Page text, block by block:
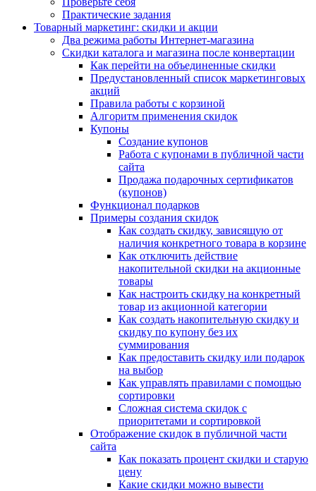
Практические задания
Товарный маркетинг: скидки и акции
Два режима работы Интернет-магазина
Скидки каталога и магазина после конвертации
Как перейти на объединенные скидки
Предустановленный список маркетинговых
акций
Правила работы с корзиной
Алгоритм применения скидок
Купоны
Создание купонов
Работа с купонами в публичной части
сайта
Продажа подарочных сертификатов
(купонов)
Функционал подарков
Примеры создания скидок
Как создать скидку, зависящую от
наличия конкретного товара в корзине
Как отключить действие
накопительной скидки на акционные
товары
Как настроить скидку на конкретный
товар из акционной категории
Как создать накопительную скидку и
скидку по купону без их
суммирования
Как предоставить скидку или подарок
на выбор
Как управлять правилами с помощью
сортировки
Сложная система скидок с
приоритетами и сортировкой
Отображение скидок в публичной части
сайта
Как показать процент скидки и старую
цену
Какие скидки можно вывести